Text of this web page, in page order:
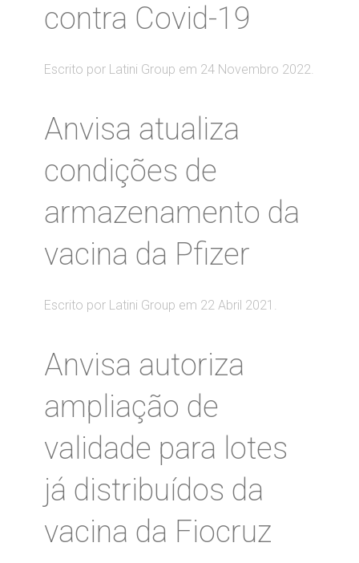
contra Covid-19
Escrito por Latini Group em 24 Novembro 2022.
Anvisa atualiza
condições de
armazenamento da
vacina da Pfizer
Escrito por Latini Group em 22 Abril 2021 .
Anvisa autoriza
ampliação de
validade para lotes
já distribuídos da
vacina da Fiocruz